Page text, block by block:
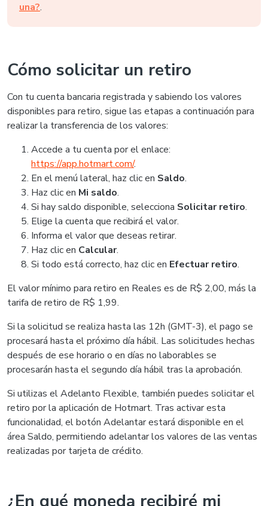
una?.
Cómo solicitar un retiro
Con tu cuenta bancaria registrada y sabiendo los valores
disponibles para retiro, sigue las etapas a continuación para
realizar la transferencia de los valores:
Accede a tu cuenta por el enlace:
https://app.hotmart.com/.
En el menú lateral, haz clic en Saldo.
Haz clic en Mi saldo.
Si hay saldo disponible, selecciona Solicitar retiro.
Elige la cuenta que recibirá el valor.
Informa el valor que deseas retirar.
Haz clic en Calcular.
Si todo está correcto, haz clic en Efectuar retiro.
El valor mínimo para retiro en Reales es de R$ 2,00, más la
tarifa de retiro de R$ 1,99.
Si la solicitud se realiza hasta las 12h (GMT-3), el pago se
procesará hasta el próximo día hábil. Las solicitudes hechas
después de ese horario o en días no laborables se
procesarán hasta el segundo día hábil tras la aprobación.
Si utilizas el Adelanto Flexible, también puedes solicitar el
retiro por la aplicación de Hotmart. Tras activar esta
funcionalidad, el botón Adelantar estará disponible en el
área Saldo, permitiendo adelantar los valores de las ventas
realizadas por tarjeta de crédito.
¿En qué moneda recibiré mi